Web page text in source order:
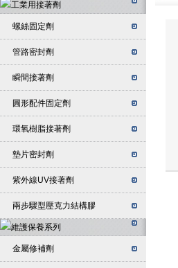
螺絲固定劑
管路密封劑
瞬間接著劑
圓形配件固定劑
環氧樹脂接著劑
墊片密封劑
紫外線UV接著劑
兩步驟型壓克力結構膠
金屬修補劑